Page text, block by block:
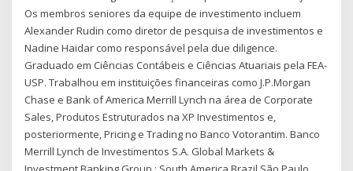
Os membros seniores da equipe de investimento incluem
Alexander Rudin como diretor de pesquisa de investimentos e
Nadine Haidar como responsável pela due diligence.
Graduado em Ciências Contábeis e Ciências Atuariais pela FEA-
USP. Trabalhou em instituições financeiras como J.P.Morgan
Chase e Bank of America Merrill Lynch na área de Corporate
Sales, Produtos Estruturados na XP Investimentos e,
posteriormente, Pricing e Trading no Banco Votorantim. Banco
Merrill Lynch de Investimentos S.A. Global Markets &